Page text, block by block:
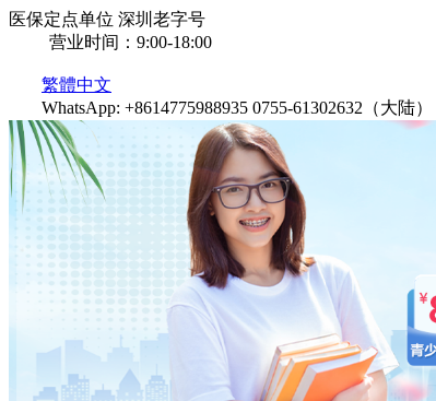
医保定点单位 深圳老字号
营业时间：9:00-18:00
繁體中文
WhatsApp: +8614775988935 0755-61302632（大陆）